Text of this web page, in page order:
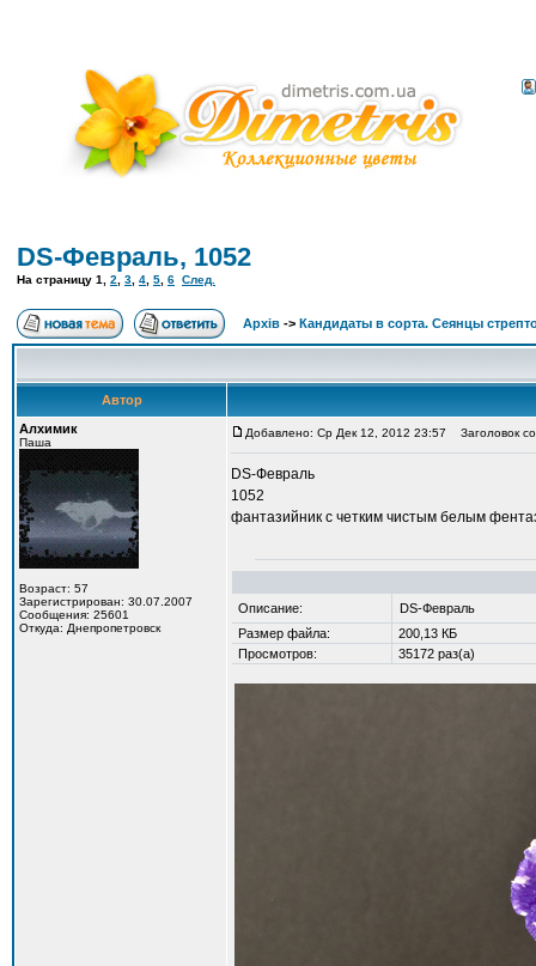
DS-Февраль, 1052
На страницу 1 2 3 4 5 6 След.
Архів -> Кандидаты в сорта. Сеянцы
Автор
Алхимик
Паша
Возраст: 57
Зарегистрирован: 30.07.2007
Сообщения: 25601
Откуда: Днепропетровск
Добавлено: Ср Дек 12, 2012 23:57 Заголовок
DS-Февраль
1052
фантазийник с четким чистым белым
Описание:
DS-Февраль
Размер файла:
200,13 КБ
Просмотров:
35172 раз(а)